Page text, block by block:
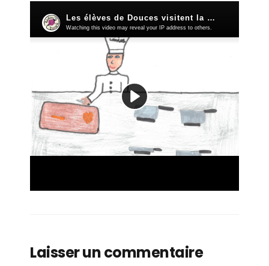
Laisser un commentaire